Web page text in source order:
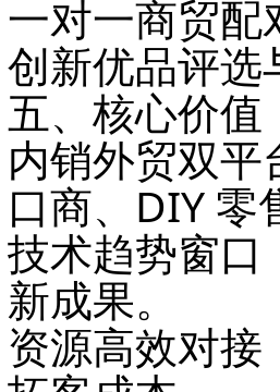
一对一商贸
创新优品评选
五、核心价值
内销外贸双平
口商、DIY 零
技术趋势窗口
新成果。
资源高效对接